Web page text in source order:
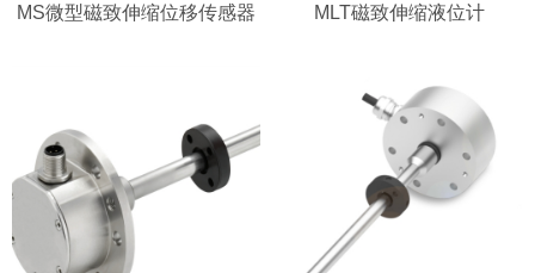
MS微型磁致伸缩位移传感器 MLT磁致伸缩液位计